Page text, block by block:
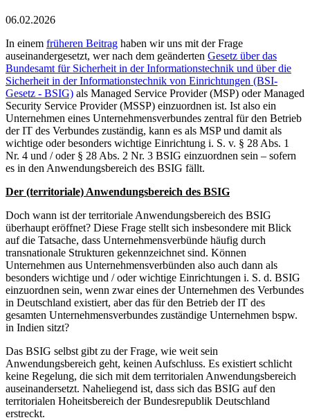
06.02.2026
In einem früheren Beitrag haben wir uns mit der Frage
auseinandergesetzt, wer nach dem geänderten Gesetz über das
Bundesamt für Sicherheit in der Informationstechnik und über die
Sicherheit in der Informationstechnik von Einrichtungen (BSI-
Gesetz - BSIG) als Managed Service Provider (MSP) oder Managed
Security Service Provider (MSSP) einzuordnen ist. Ist also ein
Unternehmen eines Unternehmensverbundes zentral für den Betrieb
der IT des Verbundes zuständig, kann es als MSP und damit als
wichtige oder besonders wichtige Einrichtung i. S. v. § 28 Abs. 1
Nr. 4 und / oder § 28 Abs. 2 Nr. 3 BSIG einzuordnen sein – sofern
es in den Anwendungsbereich des BSIG fällt.
Der (territoriale) Anwendungsbereich des BSIG
Doch wann ist der territoriale Anwendungsbereich des BSIG
überhaupt eröffnet? Diese Frage stellt sich insbesondere mit Blick
auf die Tatsache, dass Unternehmensverbünde häufig durch
transnationale Strukturen gekennzeichnet sind. Können
Unternehmen aus Unternehmensverbünden also auch dann als
besonders wichtige und / oder wichtige Einrichtungen i. S. d. BSIG
einzuordnen sein, wenn zwar eines der Unternehmen des Verbundes
in Deutschland existiert, aber das für den Betrieb der IT des
gesamten Unternehmensverbundes zuständige Unternehmen bspw.
in Indien sitzt?
Das BSIG selbst gibt zu der Frage, wie weit sein
Anwendungsbereich geht, keinen Aufschluss. Es existiert schlicht
keine Regelung, die sich mit dem territorialen Anwendungsbereich
auseinandersetzt. Naheliegend ist, dass sich das BSIG auf den
territorialen Hoheitsbereich der Bundesrepublik Deutschland
erstreckt.